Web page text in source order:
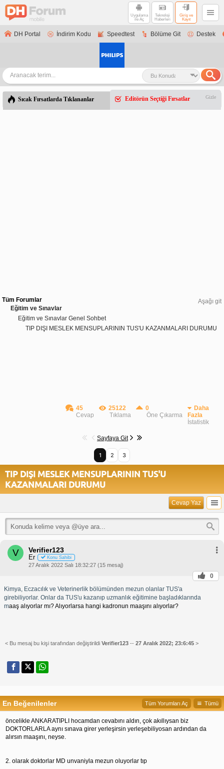
Uygulama
ile Aç
Teknoloji
Haberleri
Giriş ve
Kayıt
DH Portal İndirim Kodu Speedtest Bölüme Git Destek
Sıcak Fırsatlarda Tıklananlar Editörün Seçtiği Fırsatlar Gizle
Aşağı git
Tüm Forumlar
Eğitim ve Sınavlar
Eğitim ve Sınavlar Genel Sohbet
TIP DIŞI MESLEK MENSUPLARININ TUS'U KAZANMALARI DURUMU
45
Cevap
25122
Tıklama
0
Öne Çıkarma
Daha
Fazla
İstatistik
Sayfaya Git
1 2 3
TIP DIŞI MESLEK MENSUPLARININ TUS'U
KAZANMALARI DURUMU
Cevap Yaz
V Verifier123
Er Konu Sahibi
27 Aralık 2022 Salı 18:32:27 (15 mesaj)
0
Kimya, Eczacılık ve Veterinerlik bölümünden mezun olanlar TUS'a
girebiliyorlar. Onlar da TUS'u kazanıp uzmanlık eğitimine başladıklarında
maaş alıyorlar mı? Alıyorlarsa hangi kadronun maaşını alıyorlar?
< Bu mesaj bu kişi tarafından değiştirildi Verifier123 -- 27 Aralık 2022; 23:6:45 >
En Beğenilenler Tümü
Tüm Yorumları Aç
öncelikle ANKARATIPLI hocamdan cevabını aldın, çok akıllıysan biz
DOKTORLARLA aynı sınava girer yerleşirsin yerleşebiliyosan ardından da
alırsın maaşını, neyse.
2. olarak doktorlar MD unvaniyla mezun oluyorlar tıp